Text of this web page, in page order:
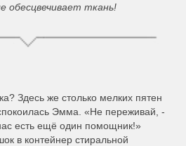
обесцвечивает ткань!
Здесь же столько мелких пятен
Эмма. «Не переживай, -
есть ещё один помощник!»
в контейнер стиральной